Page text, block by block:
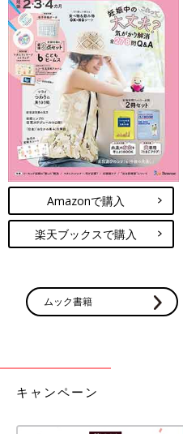
Amazonで購入
楽天ブックスで購入
ムック書籍
キャンペーン